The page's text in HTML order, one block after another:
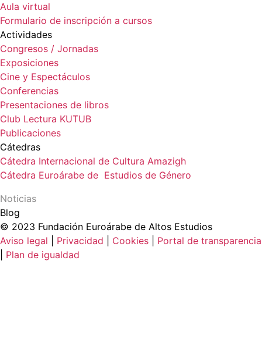
Aula virtual
Formulario de inscripción a cursos
Actividades
Congresos / Jornadas
Exposiciones
Cine y Espectáculos
Conferencias
Presentaciones de libros
Club Lectura KUTUB
Publicaciones
Cátedras
Cátedra Internacional de Cultura Amazigh
Cátedra Euroárabe de Estudios de Género
Noticias
Blog
© 2023 Fundación Euroárabe de Altos Estudios
Aviso legal
Privacidad Cookies
Portal de transparencia
Plan de igualdad